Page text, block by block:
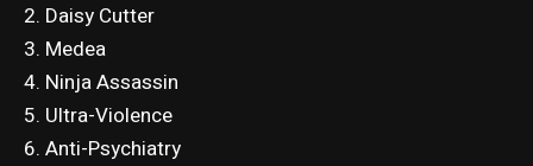
2. Daisy Cutter
3. Medea
4. Ninja Assassin
5. Ultra-Violence
6. Anti-Psychiatry